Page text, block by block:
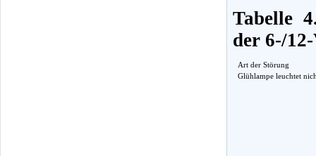
Tabelle
der 6-/
Art der Störung
Glühlampe leuchtet